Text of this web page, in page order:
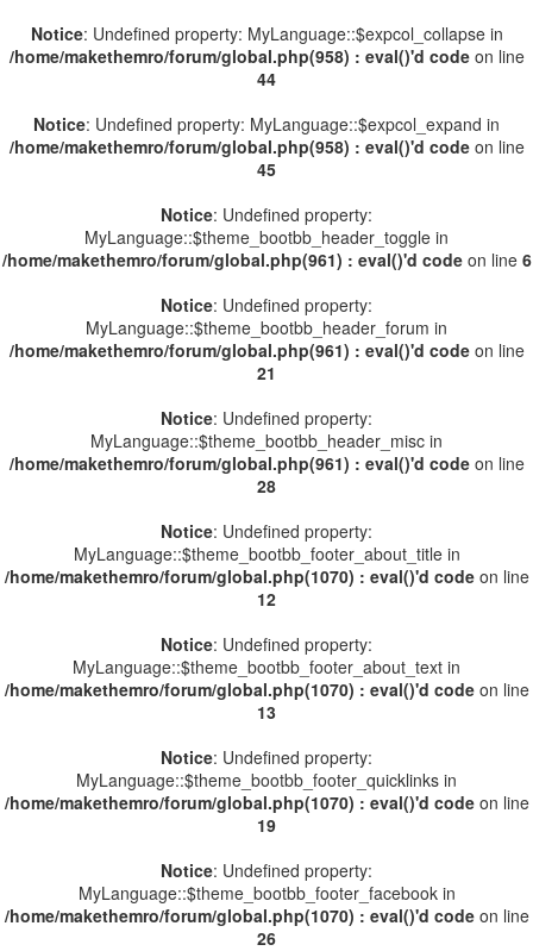
Notice: Undefined property: MyLanguage::$expcol_collapse in
/home/makethemro/forum/global.php(958) : eval()'d codeon line
44
Notice: Undefined property: MyLanguage::$expcol_expand in
/home/makethemro/forum/global.php(958) : eval()'d codeon line
45
Notice: Undefined property:
MyLanguage::$theme_bootbb_header_toggle in
/home/makethemro/forum/global.php(961) : eval()'d codeon line 6
Notice: Undefined property:
MyLanguage::$theme_bootbb_header_forum in
/home/makethemro/forum/global.php(961) : eval()'d codeon line
21
Notice: Undefined property:
MyLanguage::$theme_bootbb_header_misc in
/home/makethemro/forum/global.php(961) : eval()'d codeon line
28
Notice: Undefined property:
MyLanguage::$theme_bootbb_footer_about_title in
/home/makethemro/forum/global.php(1070) : eval()'d codeon line
12
Notice: Undefined property:
MyLanguage::$theme_bootbb_footer_about_text in
/home/makethemro/forum/global.php(1070) : eval()'d codeon line
13
Notice: Undefined property:
MyLanguage::$theme_bootbb_footer_quicklinks in
/home/makethemro/forum/global.php(1070) : eval()'d codeon line
19
Notice: Undefined property:
MyLanguage::$theme_bootbb_footer_facebook in
/home/makethemro/forum/global.php(1070) : eval()'d codeon line
26